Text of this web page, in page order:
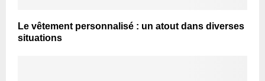
Le vêtement personnalisé : un atout dans diverses
situations